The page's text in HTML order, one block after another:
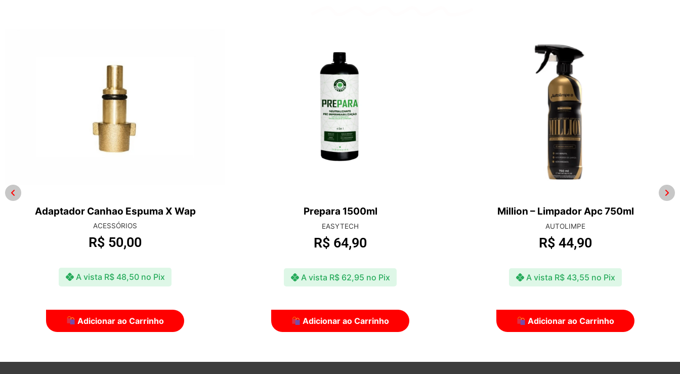
Adaptador Canhao Espuma X Wap
ACESSÓRIOS
R$ 50,00
A vista R$48,50 no Pix
Adicionar ao Carrinho
Prepara 1500ml
EASYTECH
R$ 64,90
A vista R$62,95 no Pix
Adicionar ao Carrinho
Million – Limpador Apc 750ml
AUTOLIMPE
R$ 44,90
A vista R$43,55 no Pix
Adicionar ao Carrinho